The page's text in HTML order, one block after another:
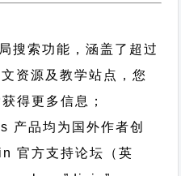
搜索功能，涵盖了超过
资源及教学站点，您
获得更多信息；
产品均为国外作者创
官方支持论坛
（英